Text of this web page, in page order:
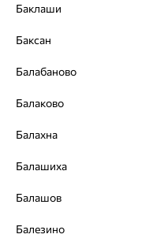
Баклаши
Баксан
Балабаново
Балаково
Балахна
Балашиха
Балашов
Балезино